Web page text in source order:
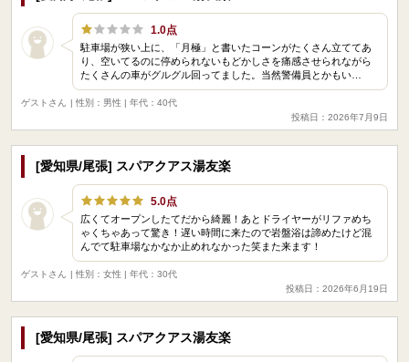
1.0点
駐車場が狭い上に、「月極」と書いたコーンがたくさん立ててあ
り、空いてるのに停められないもどかしさを痛感させられながら
たくさんの車がグルグル回ってました。当然警備員とかもい…
ゲストさん
| 性別：男性 | 年代：40代
投稿日：2026年7月9日
[愛知県/尾張] スパアクアス湯友楽
5.0点
広くてオープンしたてだから綺麗！あとドライヤーがリファめち
ゃくちゃあって驚き！遅い時間に来たので岩盤浴は諦めたけど混
んでて駐車場なかなか止めれなかった笑また来ます！
ゲストさん
| 性別：女性 | 年代：30代
投稿日：2026年6月19日
[愛知県/尾張] スパアクアス湯友楽